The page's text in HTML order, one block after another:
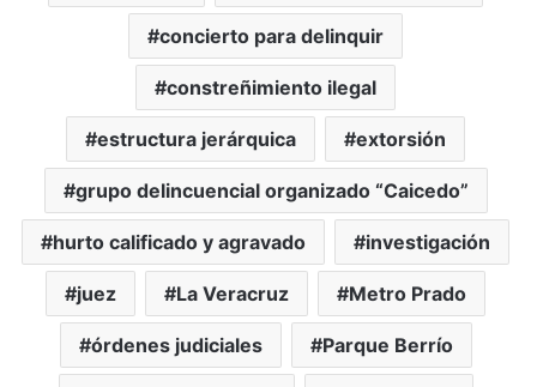
concierto para delinquir
constreñimiento ilegal
estructura jerárquica extorsión
grupo delincuencial organizado “Caicedo”
hurto calificado y agravado investigación
juez La Veracruz Metro Prado
órdenes judiciales Parque Berrío